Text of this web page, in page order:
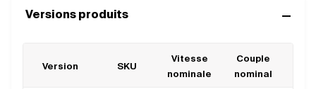
Versions produits
Version SKU
Vitesse
nominale
Couple
nominal